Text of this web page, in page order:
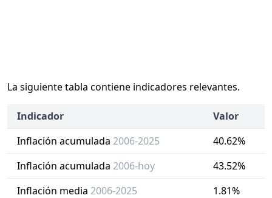
La siguiente tabla contiene indicadores relevantes.
Indicador
Valor
Inflación acumulada 2006-2025
40.62%
Inflación acumulada 2006-hoy
43.52%
Inflación media 2006-2025
1.81%